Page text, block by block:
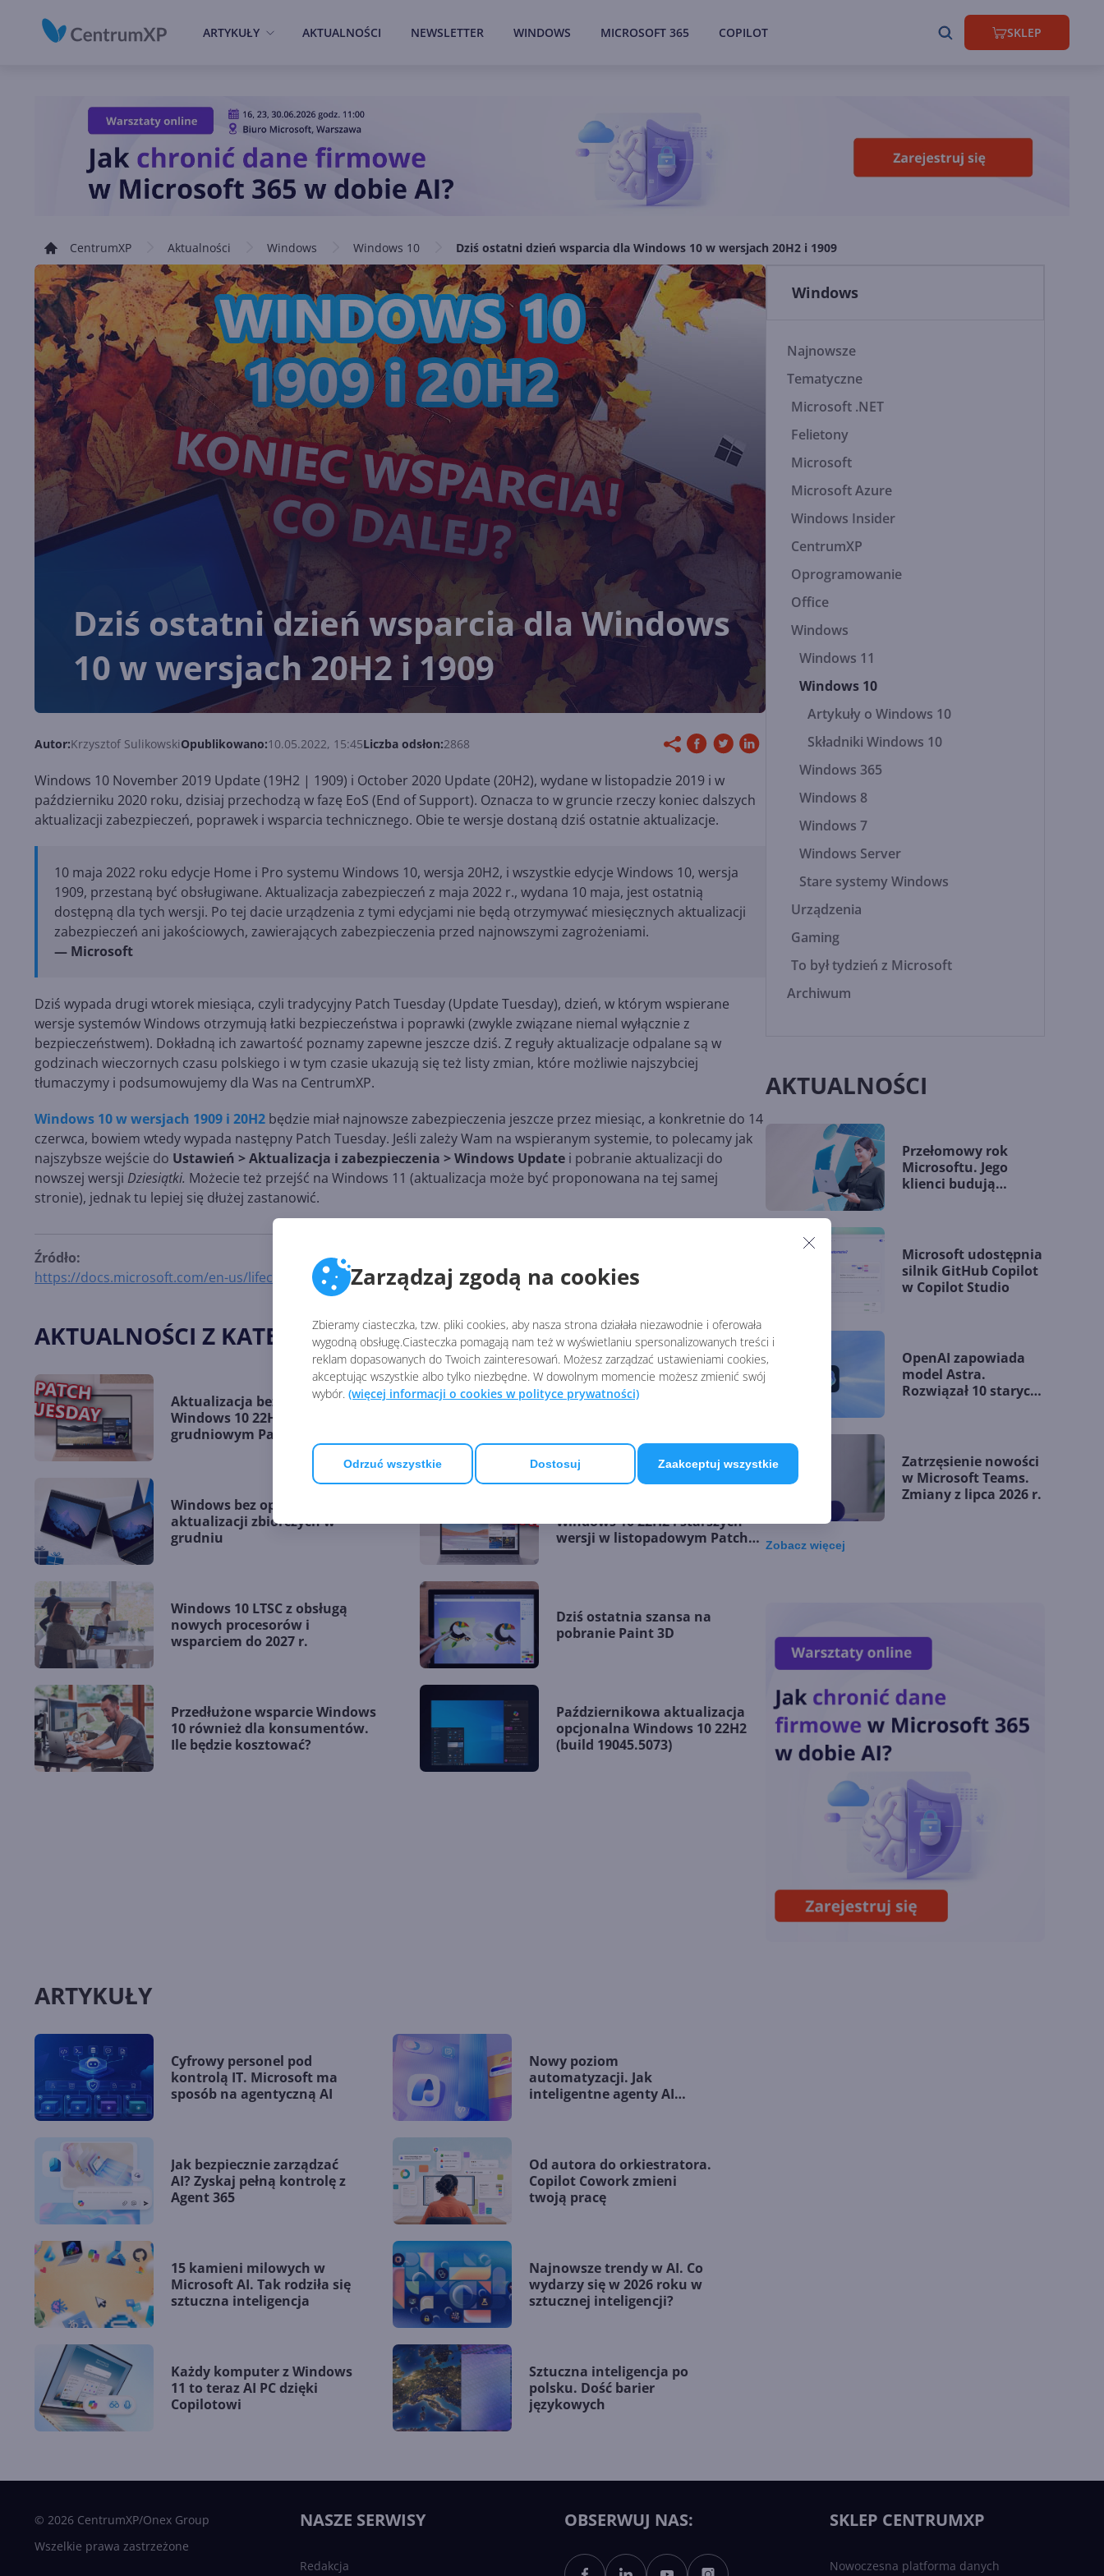
Zarządzaj zgodą na cookies
Zbieramy ciasteczka, tzw. pliki cookies, aby nasza strona działała niezawodnie i oferowała
wygodną obsługę.Ciasteczka pomagają nam też w wyświetlaniu spersonalizowanych treści i
reklam dopasowanych do Twoich zainteresowań. Możesz zarządzać ustawieniami cookies,
akceptując wszystkie albo tylko niezbędne. W dowolnym momencie możesz zmienić swój
wybór. (więcej informacji o cookies w polityce prywatności)
Odrzuć wszystkie Dostosuj Zaakceptuj wszystkie
ARTYKUŁY AKTUALNOŚCI NEWSLETTER WINDOWS MICROSOFT 365 COPILOT SKLEP
CentrumXP Aktualności Windows Windows 10 Dziś ostatni dzień wsparcia dla Windows 10 w wersjach 20H2 i 1909
Dziś ostatni dzień wsparcia dla Windows
10 w wersjach 20H2 i 1909
Autor:Krzysztof SulikowskiOpublikowano:10.05.2022, 15:45Liczba odsłon:2868
Windows 10 November 2019 Update (19H2 | 1909) i October 2020 Update (20H2), wydane w listopadzie 2019 i w
październiku 2020 roku, dzisiaj przechodzą w fazę EoS (End of Support). Oznacza to w gruncie rzeczy koniec dalszych
aktualizacji zabezpieczeń, poprawek i wsparcia technicznego. Obie te wersje dostaną dziś ostatnie aktualizacje.
10 maja 2022 roku edycje Home i Pro systemu Windows 10, wersja 20H2, i wszystkie edycje Windows 10, wersja
1909, przestaną być obsługiwane. Aktualizacja zabezpieczeń z maja 2022 r., wydana 10 maja, jest ostatnią
dostępną dla tych wersji. Po tej dacie urządzenia z tymi edycjami nie będą otrzymywać miesięcznych aktualizacji
zabezpieczeń ani jakościowych, zawierających zabezpieczenia przed najnowszymi zagrożeniami.
— Microsoft
Dziś wypada drugi wtorek miesiąca, czyli tradycyjny Patch Tuesday (Update Tuesday), dzień, w którym wspierane
wersje systemów Windows otrzymują łatki bezpieczeństwa i poprawki (zwykle związane niemal wyłącznie z
bezpieczeństwem). Dokładną ich zawartość poznamy zapewne jeszcze dziś. Z reguły aktualizacje odpalane są w
godzinach wieczornych czasu polskiego i w tym czasie ukazują się też listy zmian, które możliwie najszybciej
tłumaczymy i podsumowujemy dla Was na CentrumXP.
Windows 10 w wersjach 1909 i 20H2 będzie miał najnowsze zabezpieczenia jeszcze przez miesiąc, a konkretnie do 14
czerwca, bowiem wtedy wypada następny Patch Tuesday. Jeśli zależy Wam na wspieranym systemie, to polecamy jak
najszybsze wejście do Ustawień > Aktualizacja i zabezpieczenia > Windows Update i pobranie aktualizacji do
nowszej wersji Dziesiątki. Możecie też przejść na Windows 11 (aktualizacja może być proponowana na tej samej
stronie), jednak tu lepiej się dłużej zastanowić.
Źródło:
https://docs.microsoft.com/en-us/lifecycle/announcements/windows-10-20h2-end-of-servicing
AKTUALNOŚCI Z KATEGORII WINDOWS 10
Aktualizacja bezpieczeństwa
Windows 10 22H2 w
grudniowym Patch Tuesday
Windows 10 22H2 z
19045.5198)
Windows bez opcjonalnych
aktualizacji zbiorczych w
grudniu
Windows 10 22H2 i starszych
wersji w listopadowym Patch
Windows 10 LTSC z obsługą
nowych procesorów i
wsparciem do 2027 r.
Dziś ostatnia szansa na
pobranie Paint 3D
Przedłużone wsparcie Windows
10 również dla konsumentów.
Ile będzie kosztować?
Październikowa aktualizacja
opcjonalna Windows 10 22H2
(build 19045.5073)
Windows
Najnowsze
Tematyczne
Microsoft .NET
Felietony
Microsoft
Microsoft Azure
Windows Insider
CentrumXP
Oprogramowanie
Office
Windows
Windows 11
Windows 10
Artykuły o Windows 10
Składniki Windows 10
Windows 365
Windows 8
Windows 7
Windows Server
Stare systemy Windows
Urządzenia
Gaming
To był tydzień z Microsoft
Archiwum
AKTUALNOŚCI
Przełomowy rok
Microsoftu. Jego
klienci budują
Microsoft udostępnia
silnik GitHub Copilot
w Copilot Studio
OpenAI zapowiada
model Astra.
Rozwiązał 10 starych
Zatrzęsienie nowości
w Microsoft Teams.
Zmiany z lipca 2026 r.
OpenAI tnie ceny
modeli GPT-5.6.
Odpowiedź na presję
Chin
chmury. Microsoft
ogłasza znakomite
wyniki i
superaplikację
Sztuczna inteligencja
wspiera odkrycia
naukowe. OpenAI
startuje z nowym
Zobaczwięcej
ARTYKUŁY
Cyfrowy personel pod
kontrolą IT. Microsoft ma
sposób na agentyczną AI
Nowy poziom
automatyzacji. Jak
inteligentne agenty AI
Jak bezpiecznie zarządzać
AI? Zyskaj pełną kontrolę z
Agent 365
Od autora do orkiestratora.
Copilot Cowork zmieni
twoją pracę
15 kamieni milowych w
Microsoft AI. Tak rodziła się
sztuczna inteligencja
Najnowsze trendy w AI. Co
wydarzy się w 2026 roku w
sztucznej inteligencji?
Każdy komputer z Windows
11 to teraz AI PC dzięki
Copilotowi
Sztuczna inteligencja po
polsku. Dość barier
językowych
© 2026 CentrumXP/Onex Group
Wszelkie prawa zastrzeżone
NASZE SERWISY
Redakcja
OBSERWUJ NAS: SKLEP CENTRUMXP
Nowoczesna platforma danych